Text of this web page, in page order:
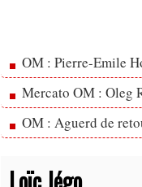
OM : Pierre-Emile
Mercato OM : Oleg
OM : Aguerd de